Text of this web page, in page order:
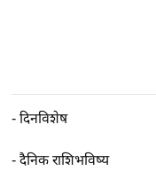
-दिनविशेष
-दैनिक राशिभविष्य